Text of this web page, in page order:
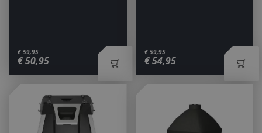
€ 59,95
€50,95
€ 59,95
€ 54,95